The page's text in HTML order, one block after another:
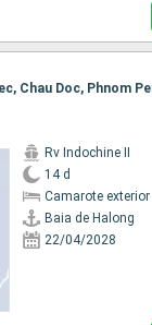
Rv Indochine II
14 d
Camarote exterior
Baia de Halong
22/04/2028